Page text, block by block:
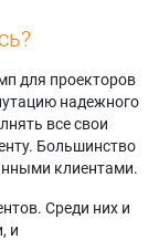
для проекторов
надежного
все свои
Большинство
клиентами.
Среди них и
и